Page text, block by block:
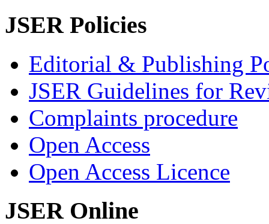
JSER Policies
Editorial & Publishing
JSER Guidelines for
Complaints procedure
Open Access
Open Access Licence
JSER Online